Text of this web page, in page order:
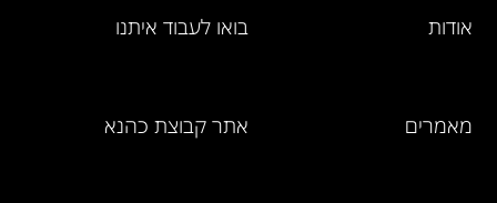
אודות
מאמרים
בואו לעבוד איתנו
אתר קבוצת כהנא